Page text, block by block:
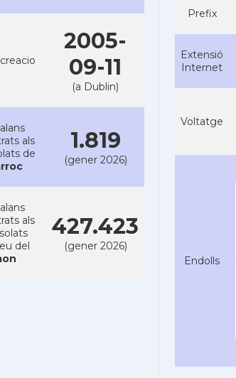
2005-
09-11
(a Dublin)
als
de
1.819
(gener 2026)
als
del
427.423
(gener 2026)
Prefix
Extensió
Internet
Voltatge
Endolls